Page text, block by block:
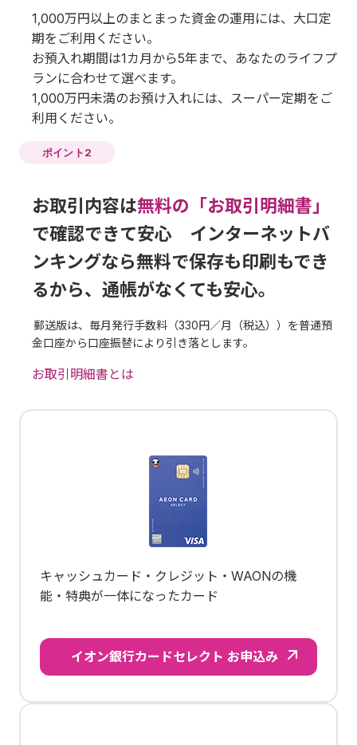
1,000万円以上のまとまった資金の運用には、大口定
期をご利用ください。
お預入れ期間は1カ月から5年まで、あなたのライフプ
ランに合わせて選べます。
1,000万円未満のお預け入れには、スーパー定期をご
利用ください。
ポイント2
お取引内容は無料の「お取引明細書」
で確認できて安心 インターネットバ
ンキングなら無料で保存も印刷もでき
るから、通帳がなくても安心。
郵送版は、毎月発行手数料（330円／月（税込））を普通預
金口座から口座振替により引き落とします。
お取引明細書とは
キャッシュカード・クレジット・WAONの機
能・特典が一体になったカード
イオン銀行カードセレクト お申込み